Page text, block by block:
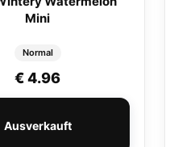
4.20
Mini
Normal
€4.96
Ausverkauft